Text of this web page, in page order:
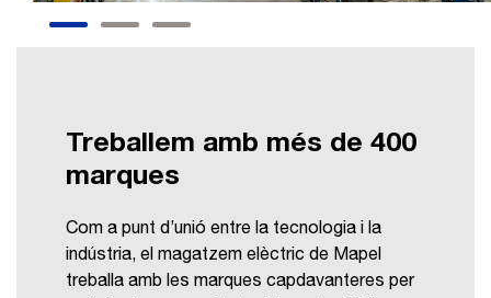
Treballem amb més de 400
marques
Com a punt d’unió entre la tecnologia i la
indústria, el magatzem elèctric de Mapel
treballa amb les marques capdavanteres per